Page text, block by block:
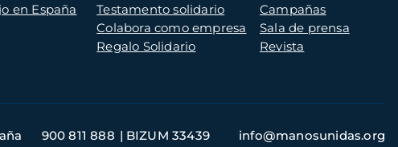
en España
Testamento solidario
Colabora como empresa
Regalo Solidario
Campañas
Sala de prensa
Revista
900 811 888 BIZUM 33439 info@manosunidas.org